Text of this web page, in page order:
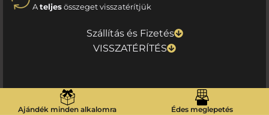
Ateljesösszeget visszatérítjük
Szállítás és Fizetés
VISSZATÉRÍTÉS
Ajándék minden alkalomra Édes meglepetés